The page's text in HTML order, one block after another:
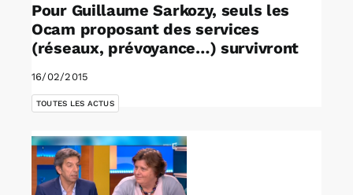
Pour Guillaume Sarkozy, seuls les
Ocam proposant des services
(réseaux, prévoyance…) survivront
16/02/2015
TOUTES LES ACTUS